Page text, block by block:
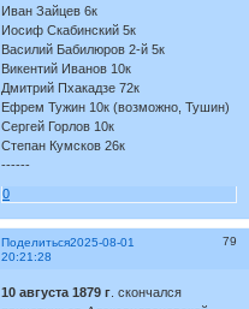
Иван Зайцев 6к
Иосиф Скабинский 5к
Василий Бабилюров 2-й 5к
Викентий Иванов 10к
Дмитрий Пхакадзе 72к
Ефрем Тужин 10к (возможно, Тушин)
Сергей Горлов 10к
Степан Кумсков 26к
------
0
Поделиться 79
2025-08-01
20:21:28
10 августа 1879 г . скончался